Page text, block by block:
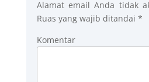
Alamat email Anda tidak
Ruas yang wajib ditandai *